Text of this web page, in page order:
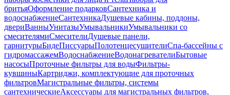
бритьяОформление подарковСантехника и
водоснабжениеСантехникаДушевые кабины, поддоны,
двериВанныУнитазыУмывальникиУмывальники со
смесителямиСмесителиДушевые панели,
гарнитурыБидеПиссуарыПолотенцесушителиСпа-бассейны с
гидромассажемВодоснабжениеВодонагревателиБытовые
насосыПроточные фильтры для водыФильтры-
кувшиныКартриджи, комплектующие для проточных
фильтровМагистральные фильтры, системы
сантехническиеАксессуары для магистральных фильтров,